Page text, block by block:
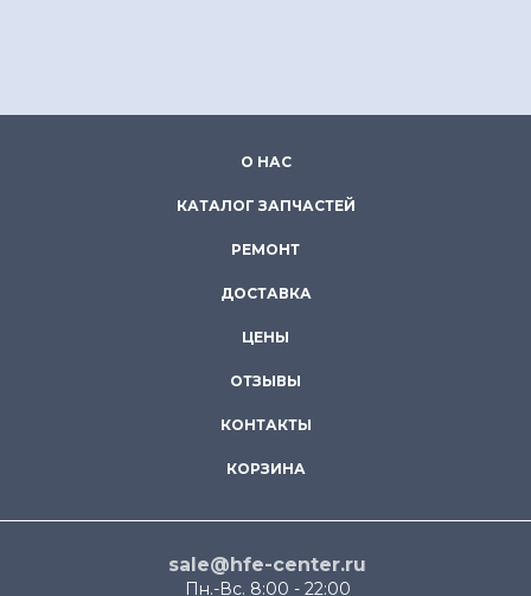
О НАС
КАТАЛОГ ЗАПЧАСТЕЙ
РЕМОНТ
ДОСТАВКА
ЦЕНЫ
ОТЗЫВЫ
КОНТАКТЫ
КОРЗИНА
sale@hfe-center.ru
Пн.-Вс. 8:00 - 22:00